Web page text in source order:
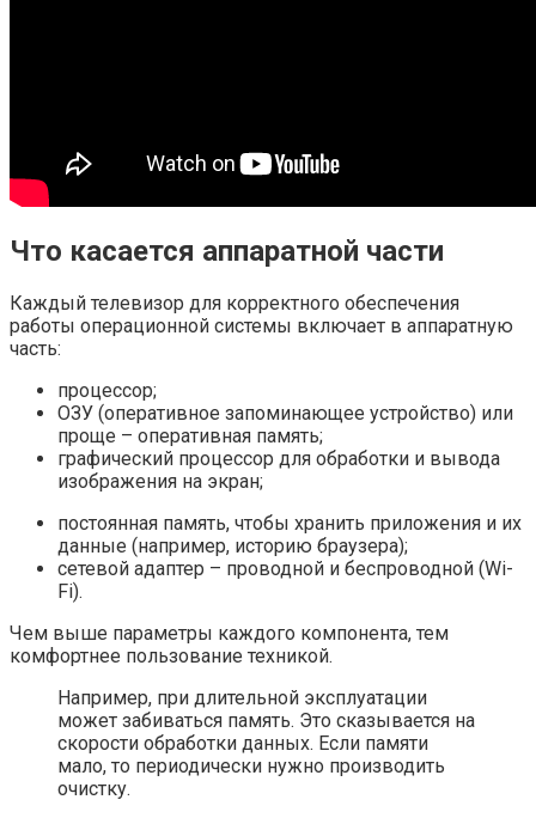
Что касается аппаратной части
Каждый телевизор для корректного обеспечения
работы операционной системы включает в аппаратную
часть:
процессор;
ОЗУ (оперативное запоминающее устройство) или
проще – оперативная память;
графический процессор для обработки и вывода
изображения на экран;
постоянная память, чтобы хранить приложения и их
данные (например, историю браузера);
сетевой адаптер – проводной и беспроводной (Wi-
Fi).
Чем выше параметры каждого компонента, тем
комфортнее пользование техникой.
Например, при длительной эксплуатации
может забиваться память. Это сказывается на
скорости обработки данных. Если памяти
мало, то периодически нужно производить
очистку.